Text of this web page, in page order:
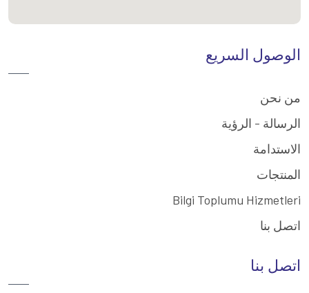
الوصول السريع
من نحن
الرسالة - الرؤية
الاستدامة
المنتجات
Bilgi Toplumu Hizmetleri
اتصل بنا
اتصل بنا